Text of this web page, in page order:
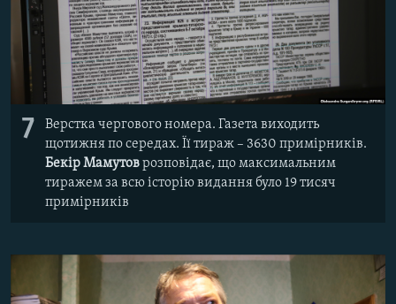
7
Верстка чергового номера. Газета виходить
щотижня по середах. Її тираж – 3630 примірників.
Бекір Мамутоврозповідає, що максимальним
тиражем за всю історію видання було 19 тисяч
примірників